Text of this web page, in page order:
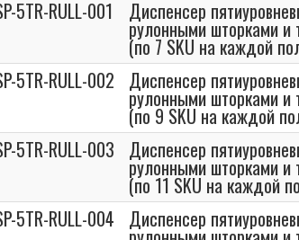
5TR-RULL-001
Диспенсер
рулонными шторками и
(по 7 SKU на каждой
5TR-RULL-002 Диспенсер
рулонными шторками и
(по 9 SKU на каждой
5TR-RULL-003 Диспенсер
рулонными шторками и
(по 11 SKU на каждой
5TR-RULL-004 Диспенсер